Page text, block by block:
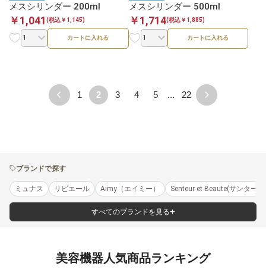
メスシリンダー 200ml
￥1,041 (税込￥1,145)
カートに入れる
メスシリンダー 500ml
￥1,714(税込￥1,885)
カートに入れる
1 2 3 4 5 ... 22
ブランドで探す
ミュナス リビエール Aimy（エイミー） Senteur et Beaute(サンター
すべてのブランドを見る
美容機器人気商品ランキング